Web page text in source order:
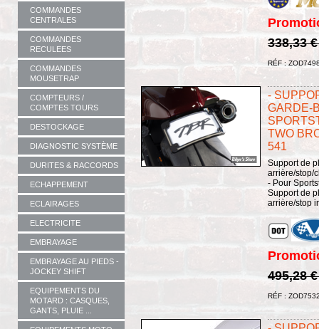
COMMANDES
CENTRALES
COMMANDES
RECULEES
COMMANDES
MOUSETRAP
COMPTEURS /
COMPTES TOURS
DESTOCKAGE
DIAGNOSTIC SYSTÈME
DURITES & RACCORDS
ECHAPPEMENT
ECLAIRAGES
ELECTRICITE
EMBRAYAGE
EMBRAYAGE AU PIEDS -
JOCKEY SHIFT
EQUIPEMENTS DU
MOTARD : CASQUES,
GANTS, PLUIE ...
338,33
RÉF :
-
GARDE-
TWO
541
Support de
arrière/stop/
- Pour
Support de
arrière/stop
495,28
RÉF :